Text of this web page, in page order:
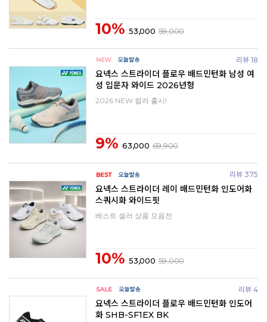
10% 53,000 59,000
리뷰 18
요넥스 스트라이더 플로우 배드민턴화 남성 여
성 입문자 와이드 2026년형
2026 NEW 컬러 출시!
9% 63,000 69,900
리뷰 375
요넥스 스트라이더 레이 배드민턴화 인도어화
스쿼시화 와이드핏
베스트 셀러 상품 모음전
10% 53,000 59,000
리뷰 4
요넥스 스트라이더 플로우 배드민턴화 인도어
화 SHB-SF1EX BK